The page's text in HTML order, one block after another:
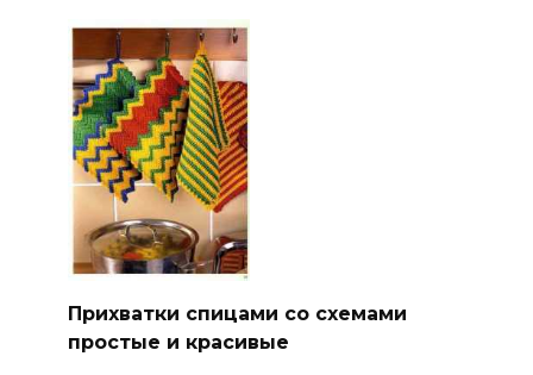
Прихватки спицами со схемами
простые и красивые